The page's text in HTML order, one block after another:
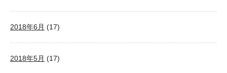
2018年6月 (17)
2018年5月 (17)